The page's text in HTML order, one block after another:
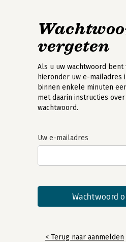
vergeten
Als u uw wachtwoord bent
hieronder uw e-mailadres
binnen enkele minuten
met daarin instructies
wachtwoord.
Uw e-mailadres
< Terug naar aanmelden